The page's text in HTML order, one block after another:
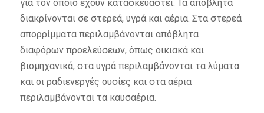
για τον οποίο έχουν κατασκευαστεί. Τα απόβλητα
διακρίνονται σε στερεά, υγρά και αέρια. Στα στερεά
απορρίμματα περιλαμβάνονται απόβλητα
διαφόρων προελεύσεων, όπως οικιακά και
βιομηχανικά, στα υγρά περιλαμβάνονται τα λύματα
και οι ραδιενεργές ουσίες και στα αέρια
περιλαμβάνονται τα καυσαέρια.